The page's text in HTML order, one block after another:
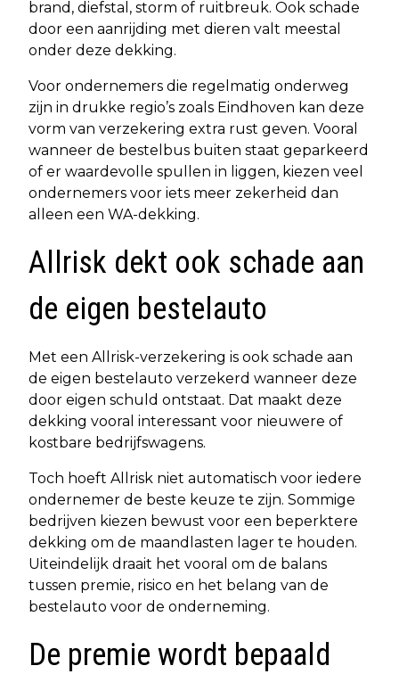
brand, diefstal, storm of ruitbreuk. Ook schade
door een aanrijding met dieren valt meestal
onder deze dekking.
Voor ondernemers die regelmatig onderweg
zijn in drukke regio’s zoals Eindhoven kan deze
vorm van verzekering extra rust geven. Vooral
wanneer de bestelbus buiten staat geparkeerd
of er waardevolle spullen in liggen, kiezen veel
ondernemers voor iets meer zekerheid dan
alleen een WA-dekking.
Allrisk dekt ook schade aan
de eigen bestelauto
Met een Allrisk-verzekering is ook schade aan
de eigen bestelauto verzekerd wanneer deze
door eigen schuld ontstaat. Dat maakt deze
dekking vooral interessant voor nieuwere of
kostbare bedrijfswagens.
Toch hoeft Allrisk niet automatisch voor iedere
ondernemer de beste keuze te zijn. Sommige
bedrijven kiezen bewust voor een beperktere
dekking om de maandlasten lager te houden.
Uiteindelijk draait het vooral om de balans
tussen premie, risico en het belang van de
bestelauto voor de onderneming.
De premie wordt bepaald